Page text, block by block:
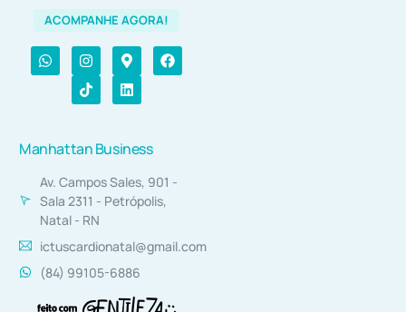
ACOMPANHE AGORA!
Manhattan Business
Av. Campos Sales, 901 -
Sala 2311 - Petrópolis,
Natal - RN
ictuscardionatal@gmail.com
(84) 99105-6886